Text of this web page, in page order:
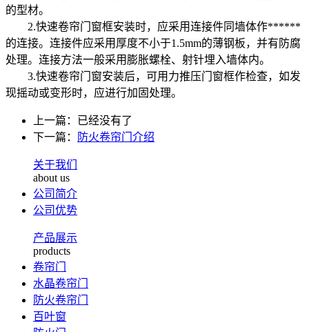
的型材。
2.快速卷帘门窗框安装时，应采用连接件同墙体作******
的连接。连接件应采用厚度不小于1.5mm的薄钢板，并有防腐
处理。连接方法一般采用膨胀螺栓、射针埋入墙体内。
3.快速卷帘门窗安装后，可用力推压门窗框作检查，如发
现摇动或变形时，应进行加固处理。
上一篇：已经没有了
下一篇：
防火卷帘门介绍
关于我们
about us
公司简介
公司优势
产品展示
products
卷帘门
水晶卷帘门
防火卷帘门
百叶窗